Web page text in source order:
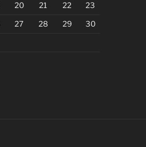
20 21 22 23
27 28 29 30